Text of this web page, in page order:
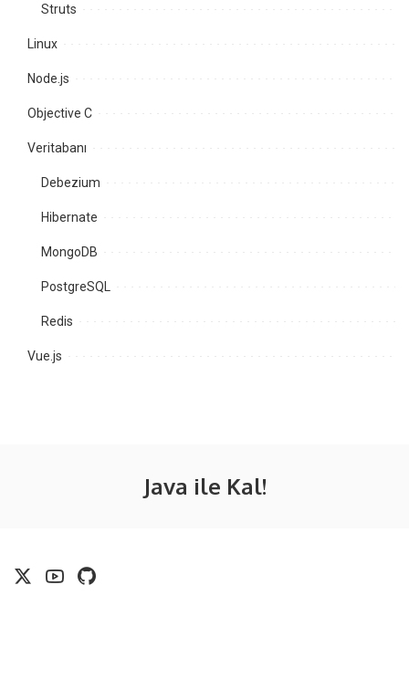
Struts
Linux
Node.js
Objective C
Veritabanı
Debezium
Hibernate
MongoDB
PostgreSQL
Redis
Vue.js
Java ile Kal!